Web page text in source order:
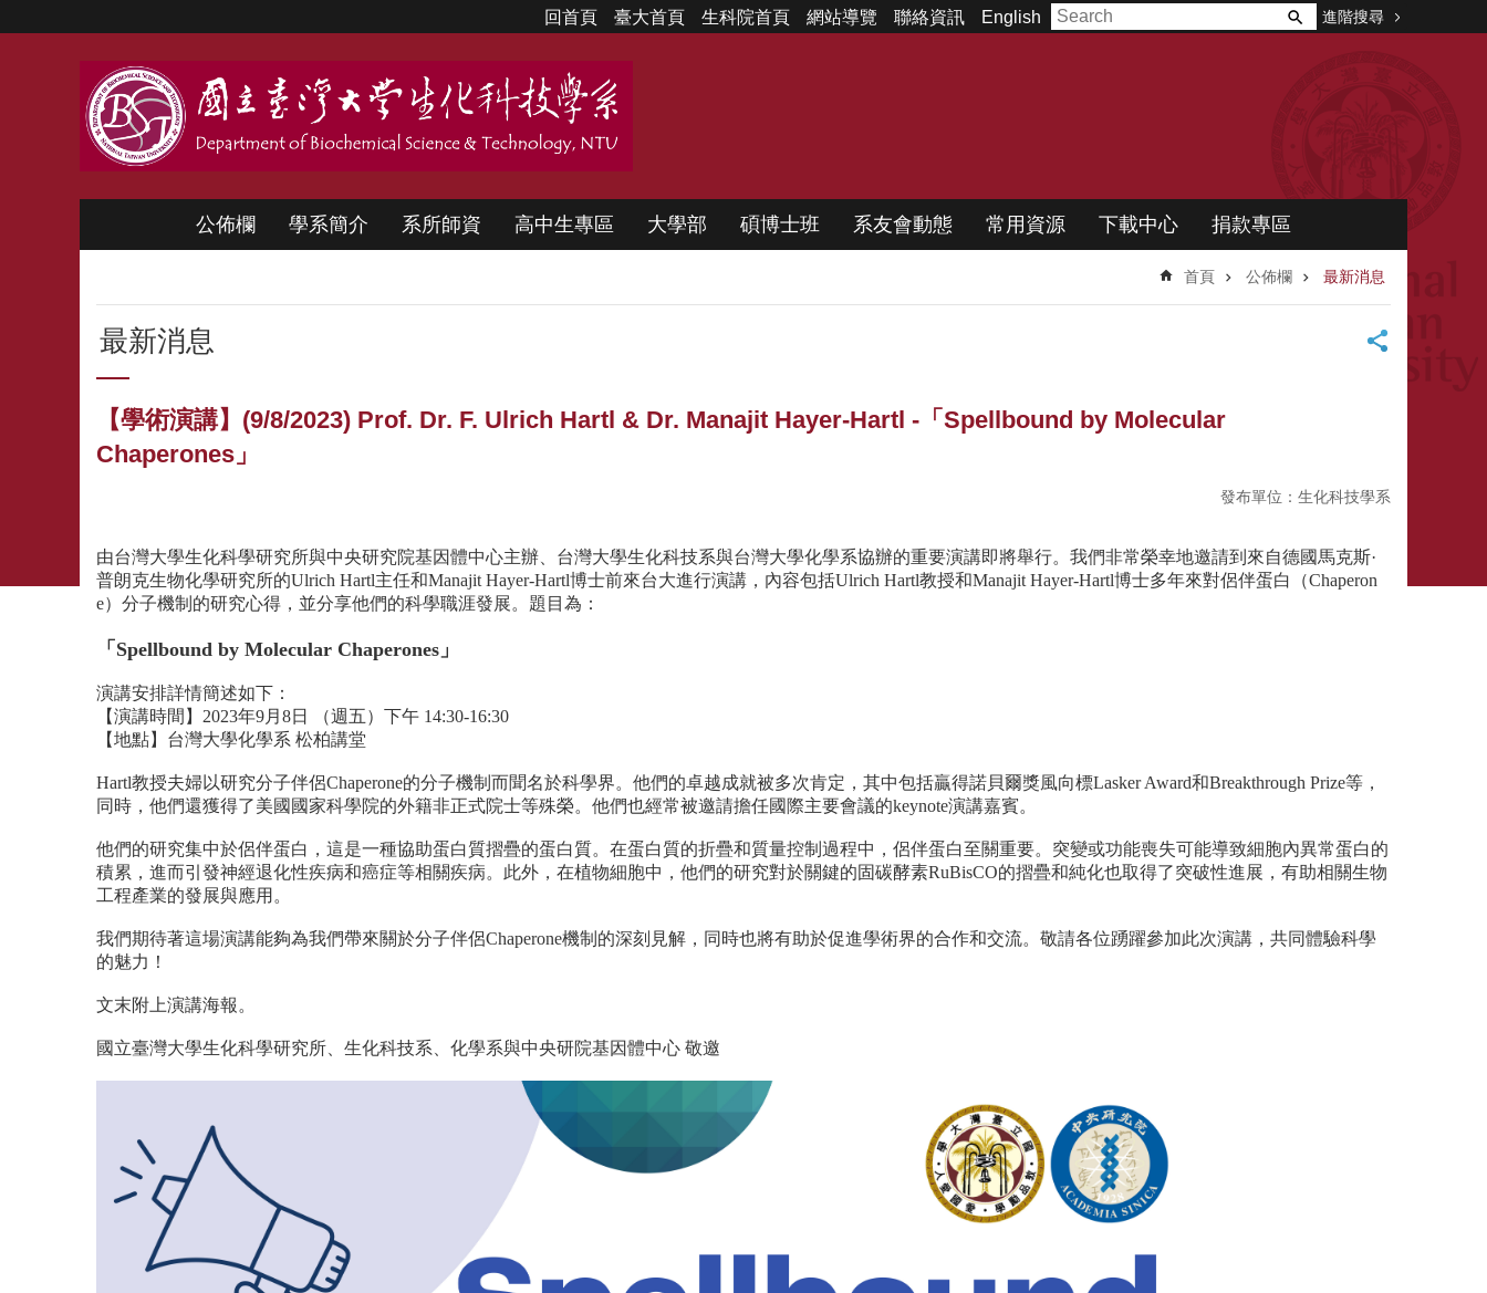
回首頁 臺大首頁 生科院首頁 網站導覽 聯絡資訊 English 進階搜尋
公佈欄 學系簡介 系所師資 高中生專區 大學部 碩博士班 系友會動態 常用資源 下載中心 捐款專區
首頁 公佈欄 最新消息
最新消息
【學術演講】(9/8/2023) Prof. Dr. F. Ulrich Hartl & Dr. Manajit Hayer-Hartl -「Spellbound by Molecular
Chaperones」
發布單位：生化科技學系
由台灣大學生化科學研究所與中央研究院基因體中心主辦、 台灣大學生化科技系與台灣大學化學系協辦的重要演講即將舉行。 我們非常榮幸地邀請到來自德國馬克斯·
普朗克生物化學研究所的Ulrich Hartl主任和Manajit Hayer-Hartl博士前來台大進行演講，內容包括Ulrich Hartl教授和Manajit Hayer-Hartl博士多年來對侶伴蛋白（Chaperon
e）分子機制的研究心得，並分享他們的科學職涯發展。題目為：
「Spellbound by Molecular Chaperones 」
演講安排詳情簡述如下：
【演講時間】2023年9月8日 （週五）下午 14:30-16:30
【地點】台灣大學化學系 松柏講堂
Hartl教授夫婦以研究分子伴侶Chaperone的分子機制 而聞名於科學界。他們的卓越成就被多次肯定， 其中包括贏得諾貝爾獎風向標Lasker Award和Breakthrough Prize等，
同時， 他們還獲得了美國國家科學院的外籍非正式院士等殊榮。 他們也經常被邀請擔任國際主要會議的keynote演講嘉賓。
他們的研究集中於侶伴蛋白，這是一種協助蛋白質摺疊的蛋白質。 在蛋白質的折疊和質量控制過程中，侶伴蛋白至關重要。 突變或功能喪失可能導致細胞內異常蛋白的
積累， 進而引發神經退化性疾病和癌症等相關疾病。此外，在植物細胞中， 他們的研究對於關鍵的固碳酵素RuBisCO的摺疊和純化也取得了突破性進展，有助相關生物
工程產業的發展與應用。
我們期待著這場演講能夠為我們帶來關於分子伴侶Chaperone機制的深刻見解，同時也將有助於促進學術界的合作和交流。 敬請各位踴躍參加此次演講，共同體驗科學
的魅力！
文末附上演講海報。
國立臺灣大學生化科學研究所、生化科技系、 化學系與中央研院基因體中心 敬邀